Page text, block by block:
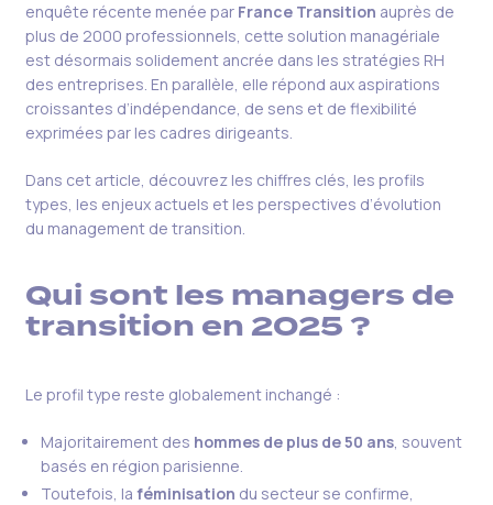
enquête récente menée par France Transition auprès de
plus de 2000 professionnels, cette solution managériale
est désormais solidement ancrée dans les stratégies RH
des entreprises. En parallèle, elle répond aux aspirations
croissantes d’indépendance, de sens et de flexibilité
exprimées par les cadres dirigeants.
Dans cet article, découvrez les chiffres clés, les profils
types, les enjeux actuels et les perspectives d’évolution
du management de transition.
Qui sont les managers de
transition en 2025 ?
Le profil type reste globalement inchangé :
Majoritairement des hommes de plus de 50 ans, souvent
basés en région parisienne.
Toutefois, la féminisation du secteur se confirme,